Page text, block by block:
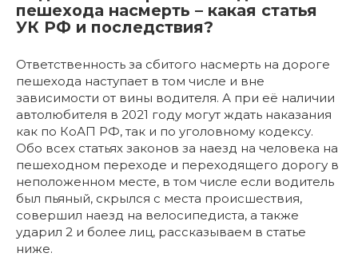
пешехода насмерть – какая статья
УК РФ и последствия?
Ответственность за сбитого насмерть на дороге
пешехода наступает в том числе и вне
зависимости от вины водителя. А при её наличии
автолюбителя в 2021 году могут ждать наказания
как по КоАП РФ, так и по уголовному кодексу.
Обо всех статьях законов за наезд на человека на
пешеходном переходе и переходящего дорогу в
неположенном месте, в том числе если водитель
был пьяный, скрылся с места происшествия,
совершил наезд на велосипедиста, а также
ударил 2 и более лиц, рассказываем в статье
ниже.